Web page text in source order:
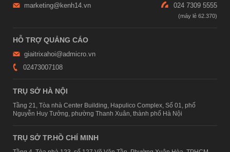
marketing@kenh14.vn 024 7309 5555
HỖ TRỢ QUẢNG CÁO
giaitrixahoi@admicro.vn
02473007108
TRỤ SỞ HÀ NỘI
Tầng 21, Tòa nhà Center Building, Hapulico Complex, Số 01, phố
Nguyễn Huy Tưởng, phường Thanh Xuân, thành phố Hà Nội
TRỤ SỞ TP.HỒ CHÍ MINH